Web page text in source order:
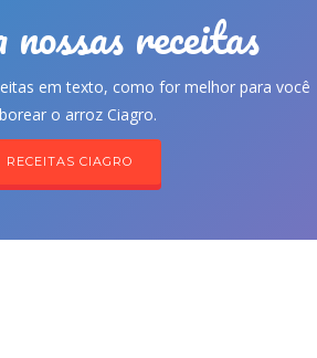
receitas
em texto, como for melhor para você
o arroz Ciagro.
RECEITAS CIAGRO